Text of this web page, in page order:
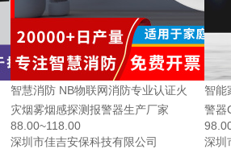
智慧消防 NB物联网消防专业认证火
灾烟雾烟感探测报警器生产厂家
88.00~118.00
深圳市佳吉安保科技有限公司
智能
警器
深圳